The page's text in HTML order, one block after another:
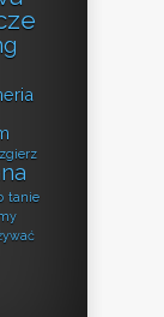
tanie